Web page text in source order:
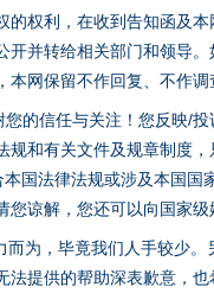
权利，在收到告知函及
并转给相关部门和领导
网保留不作回复、不作调
的信任与关注！您反映/
和有关文件及规章制度
国法律法规或涉及本国
谅解，您还可以向国家
为，毕竟我们人手较少
提供的帮助深表歉意，